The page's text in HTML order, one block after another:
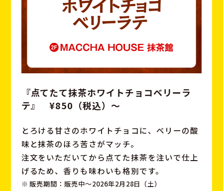
『点てたて抹茶ホワイトチョコベリーラ
テ』 ¥850（税込）〜
とろける甘さのホワイトチョコに、ベリーの酸
味と抹茶のほろ苦さがマッチ。
注文をいただいてから点てた抹茶を注いで仕上
げるため、香りも味わいも格別です。
販売期間：販売中〜2026年2月28日（土）